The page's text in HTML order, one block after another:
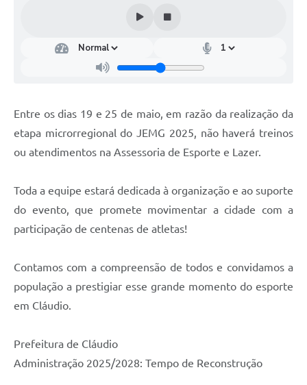
Entre os dias 19 e 25 de maio, em razão da realização da
etapa microrregional do JEMG 2025, não haverá treinos
ou atendimentos na Assessoria de Esporte e Lazer.
Toda a equipe estará dedicada à organização e ao suporte
do evento, que promete movimentar a cidade com a
participação de centenas de atletas!
Contamos com a compreensão de todos e convidamos a
população a prestigiar esse grande momento do esporte
em Cláudio.
Prefeitura de Cláudio
Administração 2025/2028: Tempo de Reconstrução